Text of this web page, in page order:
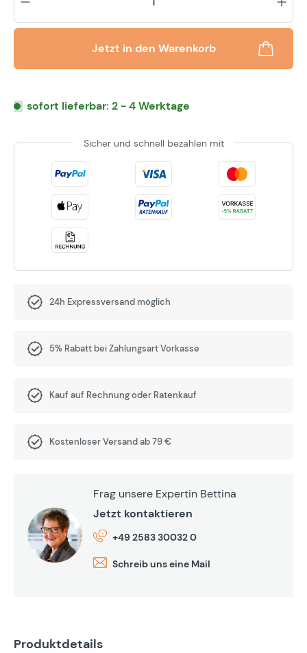
Jetzt in den Warenkorb
sofort lieferbar: 2 - 4 Werktage
Sicher und schnell bezahlen mit
24h Expressversand möglich
5% Rabatt bei Zahlungsart Vorkasse
Kauf auf Rechnung oder Ratenkauf
Kostenloser Versand ab 79 €
Frag unsere Expertin Bettina
Jetzt kontaktieren
+49 2583 30032 0
Schreib uns eine Mail
Produktdetails